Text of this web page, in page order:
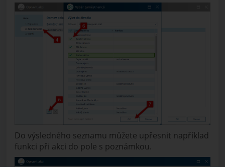
Do výsledného seznamu můžete upřesnit například
funkci při akci do pole s poznámkou.